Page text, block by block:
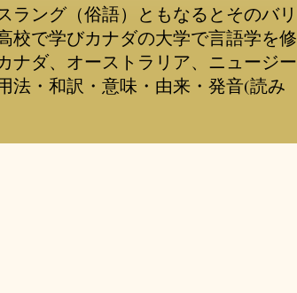
ラング（俗語）ともなるとそのバリ
校で学びカナダの大学で言語学を修
ナダ、オーストラリア、ニュージー
法・和訳・意味・由来・発音(読み